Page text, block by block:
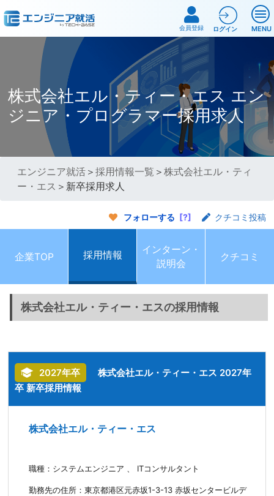
MENU
会員登録 ログイン
株式会社エル・ティー・エス エン
ジニア・プログラマー採用求人
エンジニア就活 ＞採用情報一覧 ＞株式会社エル・ティ
ー・エス ＞新卒採用求人
フォローする [?] クチコミ投稿
企業TOP 採用情報
インターン・
説明会
クチコミ
株式会社エル・ティー・エスの採用情報
2027年卒
株式会社エル・ティー・エス 2027年
卒 新卒採用情報
株式会社エル・ティー・エス
職種：システムエンジニア 、 ITコンサルタント
勤務先の住所：東京都港区元赤坂1-3-13 赤坂センタービルデ